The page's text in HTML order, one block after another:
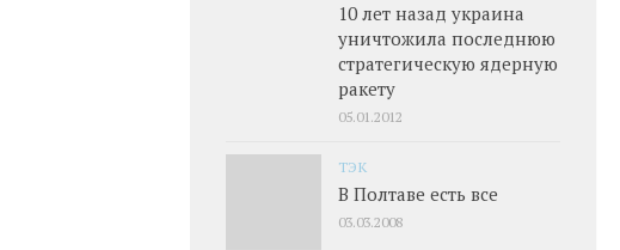
10 лет назад украина
уничтожила последнюю
стратегическую ядерную
ракету
05.01.2012
ТЭК
В Полтаве есть все
03.03.2008